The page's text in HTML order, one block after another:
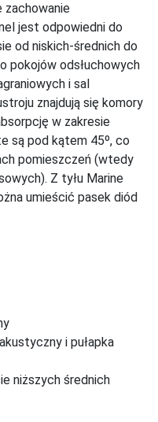
zachowanie
jest odpowiedni do
od niskich-średnich do
pokojów odsłuchowych
i sal
znajdują się komory
w zakresie
są pod kątem 45º, co
pomieszczeń (wtedy
Z tyłu Marine
umieścić pasek diód
i pułapka
niższych średnich